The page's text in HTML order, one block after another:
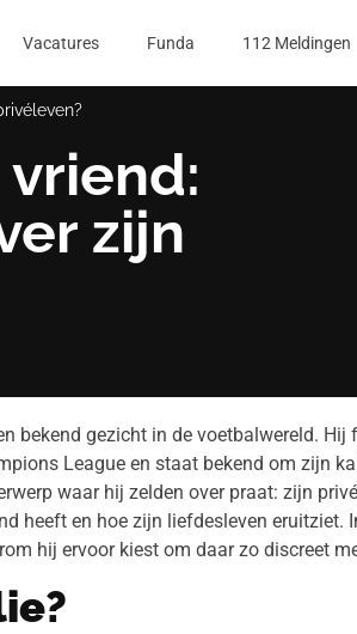
Vacatures Funda 112 Meldingen
zijn
bekend gezicht in de voetbalwereld. Hij
League en staat bekend om zijn
waar hij zelden over praat: zijn
heeft en hoe zijn liefdesleven eruitziet.
hij ervoor kiest om daar zo discreet